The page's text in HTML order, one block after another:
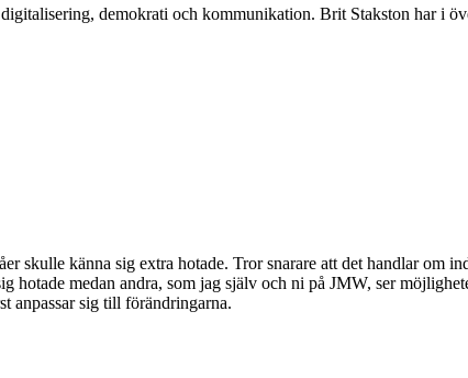
demokrati och kommunikation. Brit Stakston har i
skulle känna sig extra hotade. Tror snarare att det handlar om
hotade medan andra, som jag själv och ni på JMW, ser
anpassar sig till förändringarna.